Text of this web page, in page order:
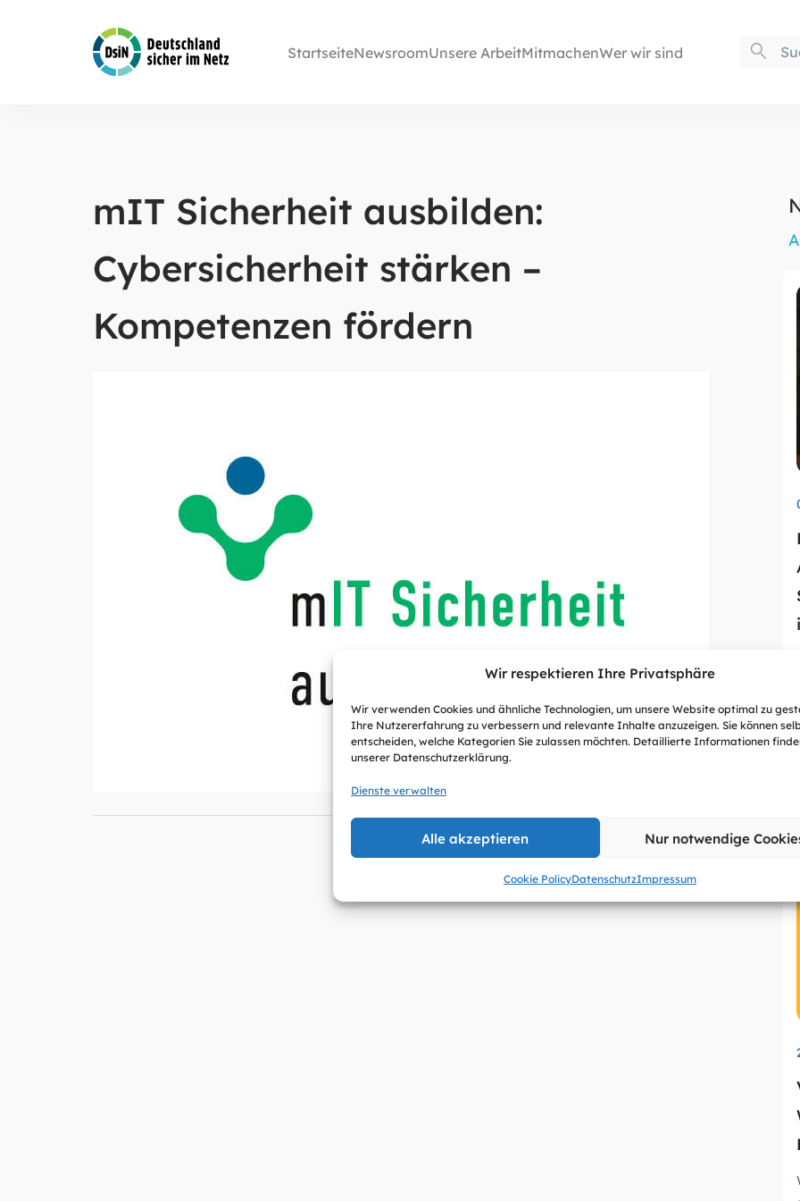
Wir respektieren Ihre Privatsphäre
Wir verwenden Cookies und ähnliche Technologien, um unsere Website optimal zu
Ihre Nutzererfahrung zu verbessern und relevante Inhalte anzuzeigen. Sie können
entscheiden, welche Kategorien Sie zulassen möchten. Detaillierte Informationen
unserer Datenschutzerklärung.
Dienste verwalten
Alle akzeptieren Nur notwendige
Cookie PolicyDatenschutzImpressum
StartseiteNewsroomUnsere ArbeitMitmachenWer wir sind
mIT Sicherheit ausbilden:
Cybersicherheit stärken –
Kompetenzen fördern